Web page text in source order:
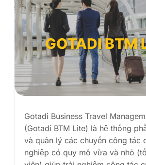
GOTADI BTM
Gotadi Business Travel
(Gotadi BTM Lite) là hệ thống
và quản lý các chuyến công tác
nghiệp có quy mô vừa và nhỏ